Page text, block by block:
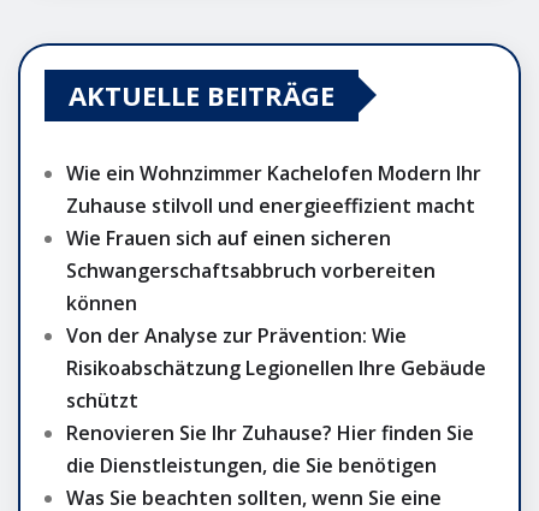
AKTUELLE BEITRÄGE
Wie ein Wohnzimmer Kachelofen Modern Ihr
Zuhause stilvoll und energieeffizient macht
Wie Frauen sich auf einen sicheren
Schwangerschaftsabbruch vorbereiten
können
Von der Analyse zur Prävention: Wie
Risikoabschätzung Legionellen Ihre Gebäude
schützt
Renovieren Sie Ihr Zuhause? Hier finden Sie
die Dienstleistungen, die Sie benötigen
Was Sie beachten sollten, wenn Sie eine